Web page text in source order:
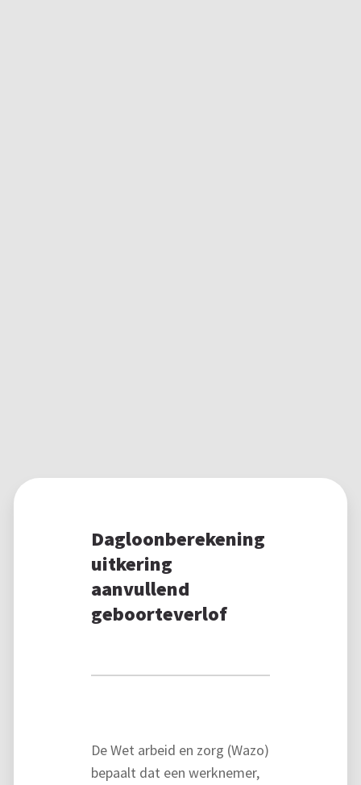
Dagloonberekening
uitkering
aanvullend
geboorteverlof
De Wet arbeid en zorg (Wazo)
bepaalt dat een werknemer,